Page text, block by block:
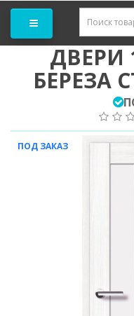
ДВЕРИ
БЕРЕЗА
ПОД ЗАКАЗ